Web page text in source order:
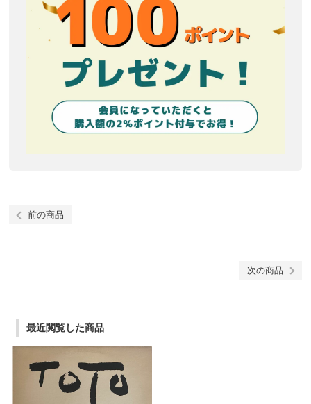
前の商品
次の商品
最近閲覧した商品